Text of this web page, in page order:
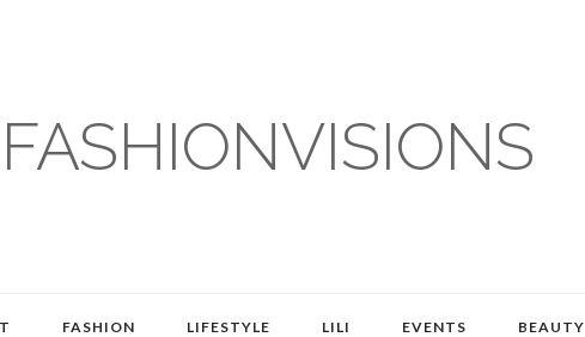
FASHIONVISIONS
FASHION LIFESTYLE LILI EVENTS BEAUTY